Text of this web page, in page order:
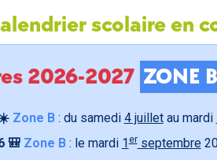
scolaire en
2026-2027 ZONE B
Zone B: du samedi 4 juilletau mardi
🎒 Zone B: le mardi 1erseptembre